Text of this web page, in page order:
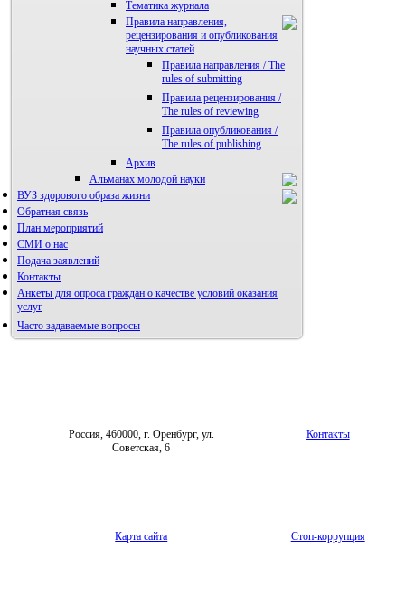
Тематика журнала
Правила направления,
рецензирования и опубликования
научных статей
Правила направления / The
rules of submitting
Правила рецензирования /
The rules of reviewing
Правила опубликования /
The rules of publishing
Архив
Альманах молодой науки
Редакция журнала
ВУЗ здорового образа жизни
Фотогалерея
Обратная связь
План мероприятий
СМИ о нас
Подача заявлений
Контакты
Анкеты для опроса граждан о качестве условий оказания
услуг
Часто задаваемые вопросы
Россия, 460000, г. Оренбург, ул.
Советская, 6
Контакты
Карта сайта Стоп-коррупция